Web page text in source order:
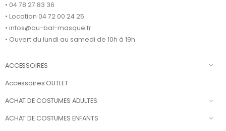
• 04 78 27 83 36
• Location 04 72 00 24 25
• infos@au-bal-masque.fr
• Ouvert du lundi au samedi de 10h à 19h.
ACCESSOIRES
Accessoires OUTLET
ACHAT DE COSTUMES ADULTES
ACHAT DE COSTUMES ENFANTS